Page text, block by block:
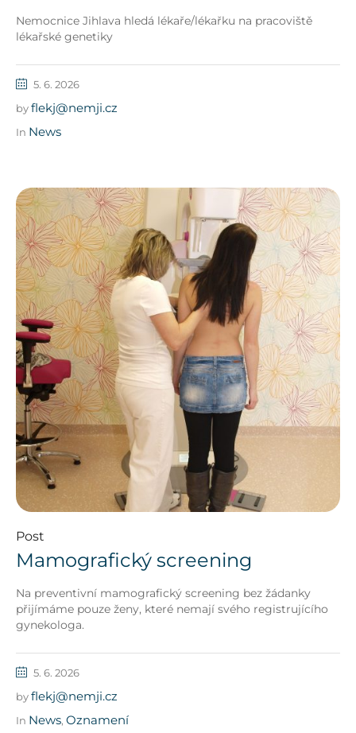
Nemocnice Jihlava hledá lékaře/lékařku na pracoviště
lékařské genetiky
5. 6. 2026
byflekj@nemji.cz
In News
Post
Mamografický screening
Na preventivní mamografický screening bez žádanky
přijímáme pouze ženy, které nemají svého registrujícího
gynekologa.
5. 6. 2026
byflekj@nemji.cz
In News, Oznamení